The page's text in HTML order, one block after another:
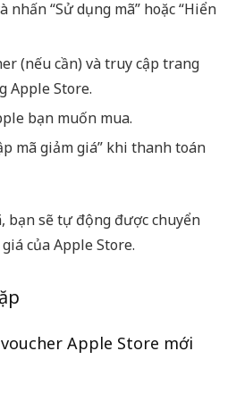
nhấn “Sử dụng mã” hoặc “Hiển
(nếu cần) và truy cập trang
Apple Store.
bạn muốn mua.
mã giảm giá” khi thanh toán
bạn sẽ tự động được chuyển
của Apple Store.
Apple Store mới